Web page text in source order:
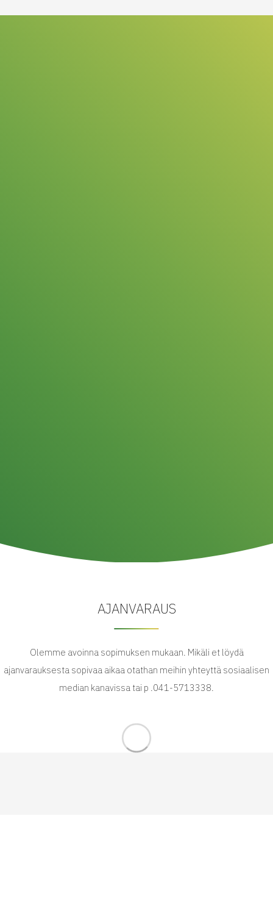
AJANVARAUS
Olemme avoinna sopimuksen mukaan. Mikäli et löydä
ajanvarauksesta sopivaa aikaa otathan meihin yhteyttä sosiaalisen
median kanavissa tai p .041-5713338.